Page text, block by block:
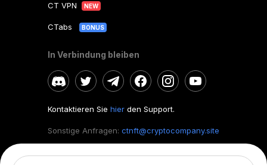
CT VPN NEW
CTabs BONUS
In Verbindung bleiben
Kontaktieren Sie hier den Support.
Sonstige Anfragen: ctnft@cryptocompany.site